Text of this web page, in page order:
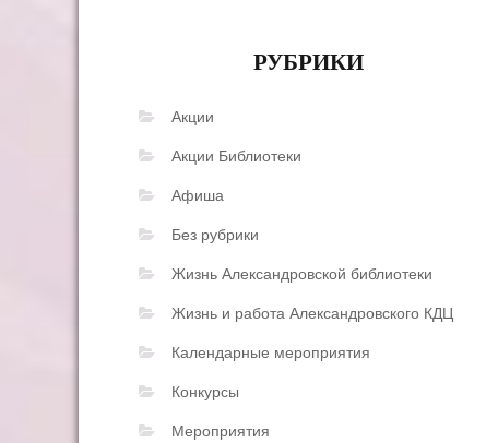
РУБРИКИ
Акции
Акции Библиотеки
Афиша
Без рубрики
Жизнь Александровской библиотеки
Жизнь и работа Александровского КДЦ
Календарные мероприятия
Конкурсы
Мероприятия